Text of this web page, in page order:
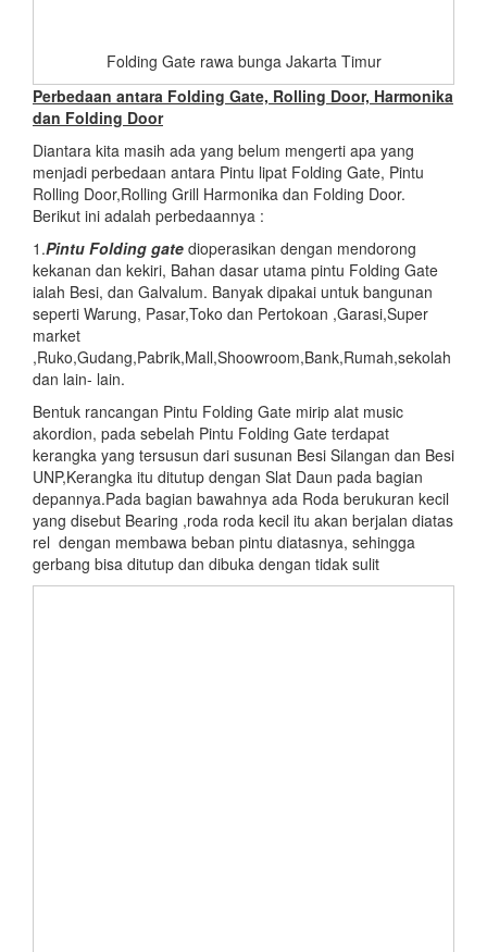
Folding Gate rawa bunga Jakarta Timur
Perbedaan antara Folding Gate, Rolling Door, Harmonika
dan Folding Door
Diantara kita masih ada yang belum mengerti apa yang
menjadi perbedaan antara Pintu lipat Folding Gate, Pintu
Rolling Door,Rolling Grill Harmonika dan Folding Door.
Berikut ini adalah perbedaannya :
1.Pintu Folding gate dioperasikan dengan mendorong
kekanan dan kekiri, Bahan dasar utama pintu Folding Gate
ialah Besi, dan Galvalum. Banyak dipakai untuk bangunan
seperti Warung, Pasar,Toko dan Pertokoan ,Garasi,Super
market
,Ruko,Gudang,Pabrik,Mall,Shoowroom,Bank,Rumah,sekolah
dan lain- lain.
Bentuk rancangan Pintu Folding Gate mirip alat music
akordion, pada sebelah Pintu Folding Gate terdapat
kerangka yang tersusun dari susunan Besi Silangan dan Besi
UNP,Kerangka itu ditutup dengan Slat Daun pada bagian
depannya.Pada bagian bawahnya ada Roda berukuran kecil
yang disebut Bearing ,roda roda kecil itu akan berjalan diatas
rel dengan membawa beban pintu diatasnya, sehingga
gerbang bisa ditutup dan dibuka dengan tidak sulit